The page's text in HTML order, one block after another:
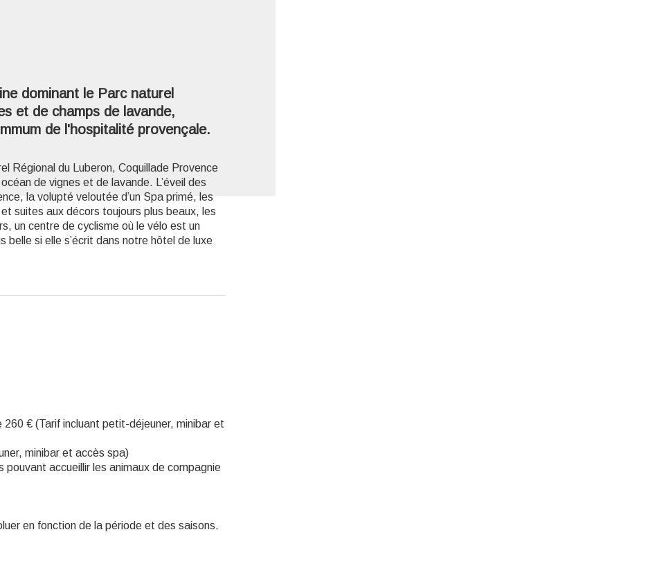
dominant le Parc naturel
et de champs de lavande,
de l'hospitalité provençale.
Régional du Luberon, Coquillade Provence
de vignes et de lavande. L’éveil des
la volupté veloutée d’un Spa primé, les
suites aux décors toujours plus beaux, les
un centre de cyclisme où le vélo est un
si elle s’écrit dans notre hôtel de luxe
€ (Tarif incluant petit-déjeuner, minibar et
minibar et accès spa)
accueillir les animaux de compagnie
en fonction de la période et des saisons.